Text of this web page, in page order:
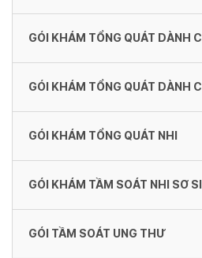
GÓI KHÁM TỔNG QUÁT DÀNH
(độc thân)
1,715,000 VND/ Gói
quan hệ)
2,035,000 VND/ Gói
GÓI KHÁM TỔNG QUÁT DÀNH
Gói khám tổng quát nâng
GÓI KHÁM TỔNG QUÁT NHI
GÓI KHÁM TẦM SOÁT NHI SƠ
GÓI TẦM SOÁT UNG THƯ